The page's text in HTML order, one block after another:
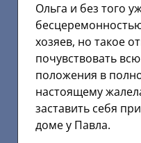
Ольга и без того
хозяев, но такое
почувствовать
положения в
настоящему
заставить себя
доме у Павла.